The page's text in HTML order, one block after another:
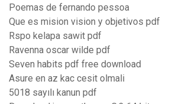
Poemas de fernando pessoa
Que es mision vision y objetivos pdf
Rspo kelapa sawit pdf
Ravenna oscar wilde pdf
Seven habits pdf free download
Asure en az kac cesit olmali
5018 sayılı kanun pdf